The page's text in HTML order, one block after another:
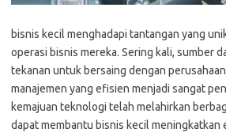
bisnis kecil menghadapi tantangan yang
operasi bisnis mereka. Sering kali, sumber
tekanan untuk bersaing dengan
manajemen yang efisien menjadi sangat
kemajuan teknologi telah melahirkan
dapat membantu bisnis kecil meningkatkan